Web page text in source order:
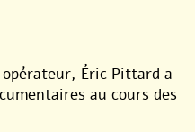
Éric Pittard a
au cours des